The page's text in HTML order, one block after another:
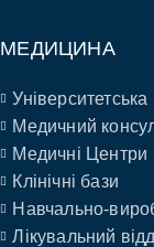
МЕДИЦИНА
Університетська
Медичний
Медичні Центри
Клінічні бази
Навчально-
Лікувальний